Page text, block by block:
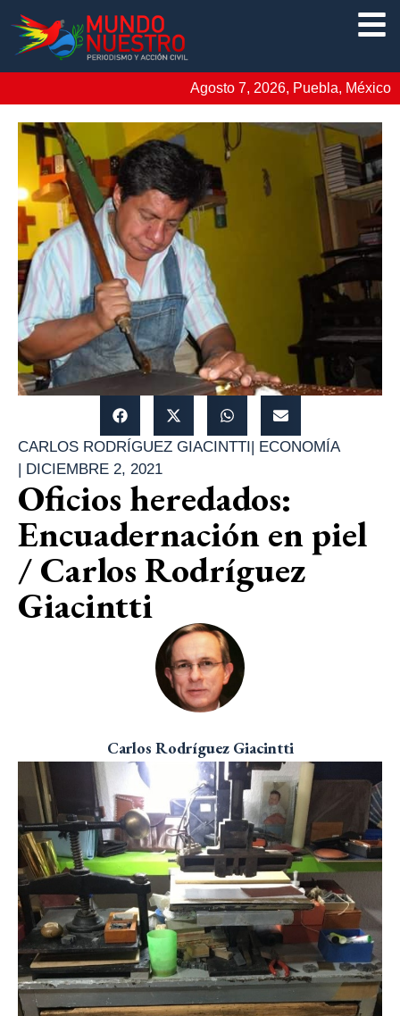
Agosto 7, 2026, Puebla, México
CARLOS RODRÍGUEZ GIACINTTI| ECONOMÍA
| DICIEMBRE 2, 2021
Oficios heredados:
Encuadernación en piel
/ Carlos Rodríguez
Giacintti
Carlos Rodríguez Giacintti